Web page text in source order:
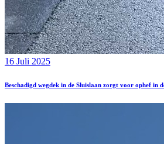
16 Juli 2025
Beschadigd wegdek in de Sluislaan zorgt voor ophef in